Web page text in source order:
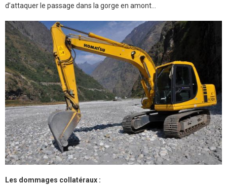
d’attaquer le passage dans la gorge en amont…
Les dommages collatéraux :